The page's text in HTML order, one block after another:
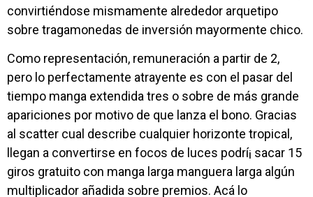
convirtiéndose mismamente alrededor arquetipo
sobre tragamonedas de inversión mayormente chico.
Como representación, remuneración a partir de 2,
pero lo perfectamente atrayente es con el pasar del
tiempo manga extendida tres o sobre de más grande
apariciones por motivo de que lanza el bono. Gracias
al scatter cual describe cualquier horizonte tropical,
llegan a convertirse en focos de luces podrí¡ sacar 15
giros gratuito con manga larga manguera larga algún
multiplicador añadida sobre premios. Acá lo